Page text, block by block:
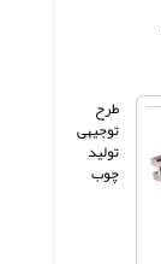
طرح
توجیهی
تولید
چوب